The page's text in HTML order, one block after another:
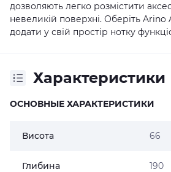
дозволяють легко розмістити
невеликій поверхні. Оберіть
додати у свій простір нотку
Характеристики
ОСНОВНЫЕ ХАРАКТЕРИСТИКИ
Висота 66
Глибина 190